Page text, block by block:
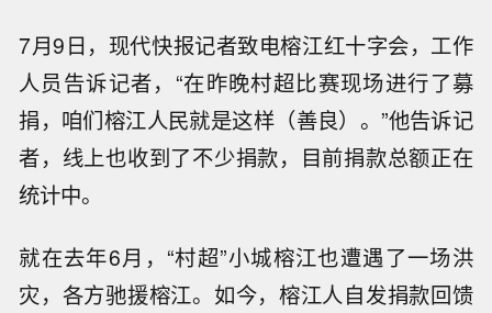
7月9日，现代快报记者致电榕江红十字会，工作
人员告诉记者，“在昨晚村超比赛现场进行了募
捐，咱们榕江人民就是这样（善良）。”他告诉记
者，线上也收到了不少捐款，目前捐款总额正在
统计中。
就在去年6月，“村超”小城榕江也遭遇了一场洪
灾，各方驰援榕江。如今，榕江人自发捐款回馈